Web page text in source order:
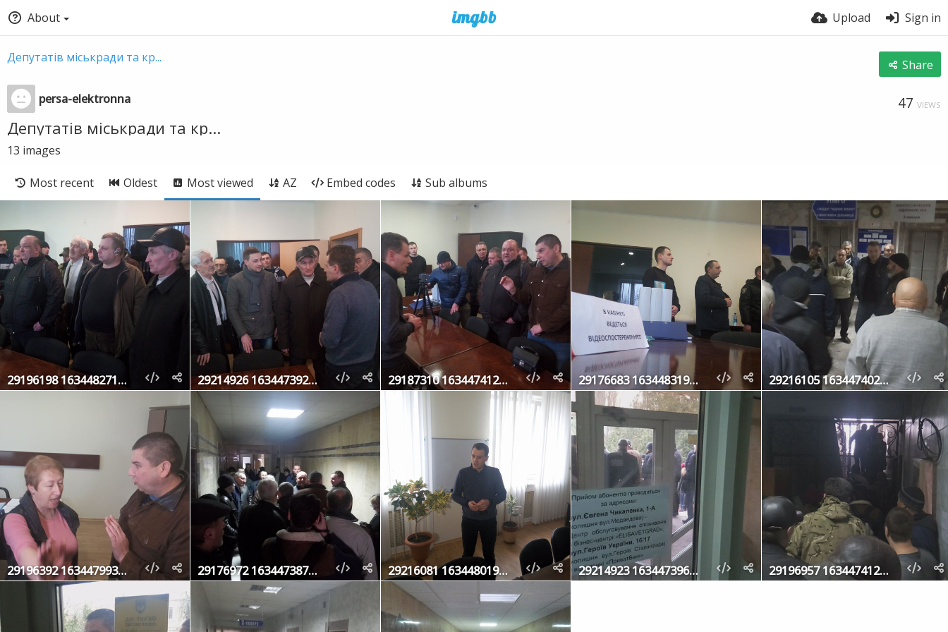
About Upload Sign in
Депутатів міськради та кр... Share
persa-elektronna 47 VIEWS
Депутатів міськради та кр...
13 images
Most recent Oldest Most viewed AZ Embed codes Sub albums
29196198 1634482716627371 2572091266003107840 o 29214926 1634473929961583 7130457941215281152 o 29187310 1634474129961563 3865185109988605952 o 29176683 1634483193293990 7123178684613132288 o 29216105 1634474023294907 3048639181942161408 o
29196392 1634479936627649 2932493357768769536 o 29176972 1634473876628255 5952712165587681280 o 29216081 1634480193294290 104476479634538496 o 29214923 1634473969961579 759470674585583616 o 29196957 1634474123294897 4734384936197292032 o